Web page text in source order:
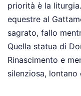
priorità è la
equestre al
sagrato, fallo
Quella statua di
Rinascimento e
silenziosa,